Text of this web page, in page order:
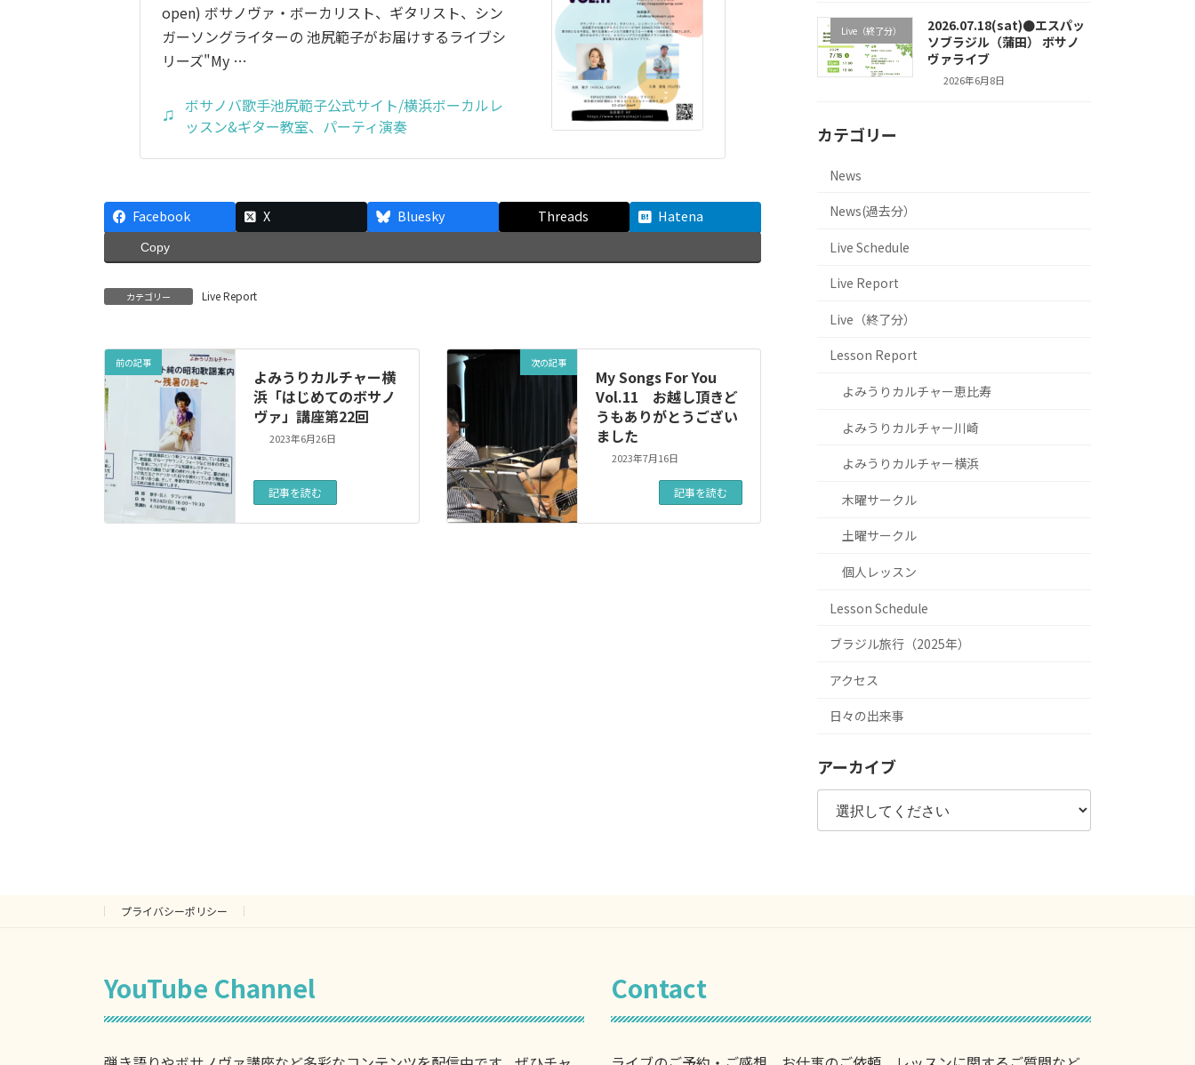
open) ボサノヴァ・ボーカリスト、ギタリスト、シン
ガーソングライターの 池尻範子がお届けするライブシ
リーズ"My …
ボサノバ歌手池尻範子公式サイト/横浜ボーカルレ
ッスン&ギター教室、パーティ演奏
Facebook X Bluesky Threads Hatena
Copy
カテゴリー Live Report
前の記事
よみうりカルチャー横
浜「はじめてのボサノ
ヴァ」講座第22回
2023年6月26日
記事を読む
次の記事
My Songs For You
Vol.11 お越し頂きど
うもありがとうござい
ました
2023年7月16日
記事を読む
Live（終了分）
2026.07.18(sat)●エスパッ
ソブラジル（蒲田） ボサノ
ヴァライブ
2026年6月8日
カテゴリー
News
News(過去分）
Live Schedule
Live Report
Live（終了分）
Lesson Report
よみうりカルチャー恵比寿
よみうりカルチャー川崎
よみうりカルチャー横浜
木曜サークル
土曜サークル
個人レッスン
Lesson Schedule
ブラジル旅行（2025年）
アクセス
日々の出来事
アーカイブ
プライバシーポリシー
YouTube Channel Contact